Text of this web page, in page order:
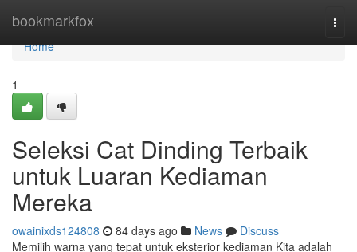
bookmarkfox
Home
Home
1
Seleksi Cat Dinding Terbaik
untuk Luaran Kediaman
Mereka
owainixds124808 84 days ago News
Discuss
Memilih warna yang tepat untuk eksterior kediaman Kita adalah